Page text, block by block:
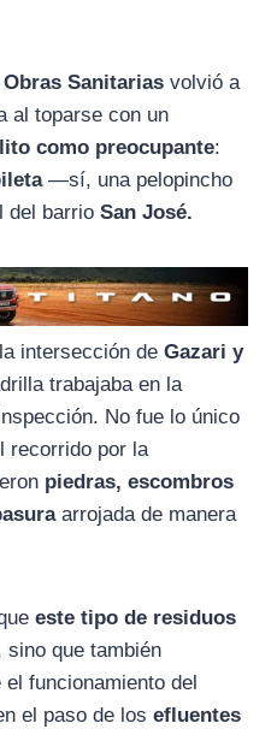
Obras Sanitarias volvió a
al toparse con un
como preocupante:
—sí, una pelopincho
del barrio San José.
intersección de Gazari y
trabajaba en la
No fue lo único
recorrido por la
piedras, escombros
arrojada de manera
este tipo de residuos
sino que también
funcionamiento del
el paso de los efluentes